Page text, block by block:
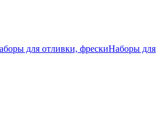
для отливки, фрескиНаборы для